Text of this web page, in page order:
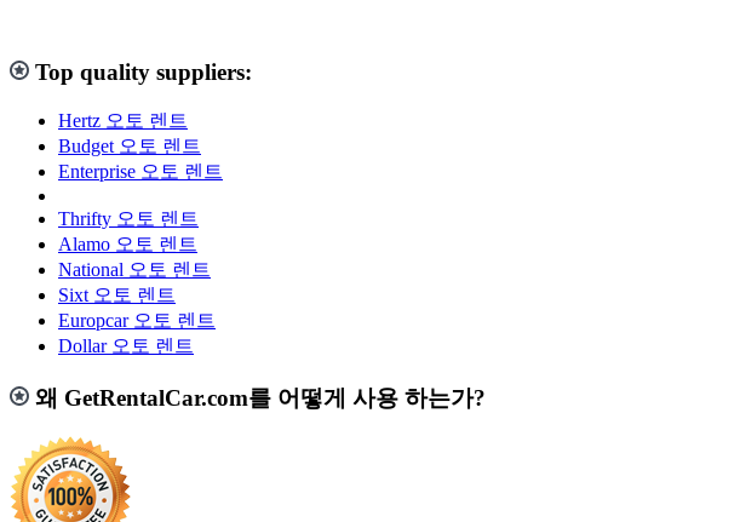
Top quality suppliers:
Hertz 오토 렌트
Budget 오토 렌트
Enterprise 오토 렌트
Thrifty 오토 렌트
Alamo 오토 렌트
National 오토 렌트
Sixt 오토 렌트
Europcar 오토 렌트
Dollar 오토 렌트
왜 GetRentalCar.com를 어떻게 사용 하는가?